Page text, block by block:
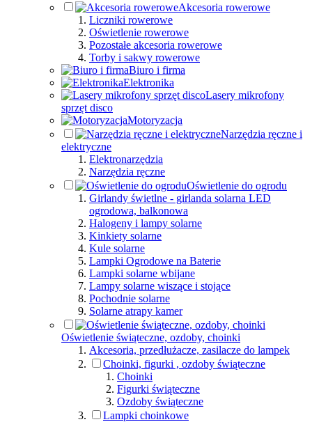
Akcesoria rowerowe
Liczniki rowerowe
Oświetlenie rowerowe
Pozostałe akcesoria rowerowe
Torby i sakwy rowerowe
Biuro i firma
Elektronika
Lasery mikrofony
sprzęt disco
Motoryzacja
Narzędzia ręczne i
elektryczne
Elektronarzędzia
Narzędzia ręczne
Oświetlenie do ogrodu
Girlandy świetlne - girlanda solarna LED
ogrodowa, balkonowa
Halogeny i lampy solarne
Kinkiety solarne
Kule solarne
Lampki Ogrodowe na Baterie
Lampki solarne wbijane
Lampy solarne wiszące i stojące
Pochodnie solarne
Solarne atrapy kamer
Oświetlenie świąteczne, ozdoby, choinki
Akcesoria, przedłużacze, zasilacze do lampek
Choinki, figurki , ozdoby świąteczne
Choinki
Figurki świąteczne
Ozdoby świąteczne
Lampki choinkowe